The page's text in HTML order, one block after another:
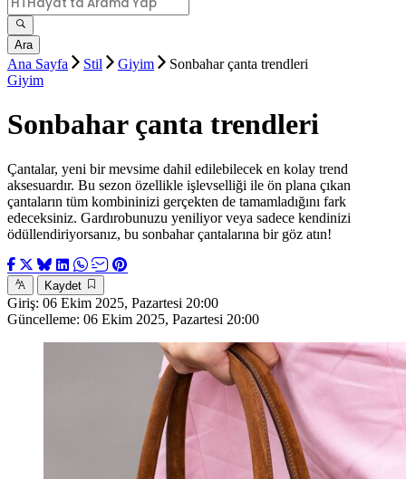
Ara
Ana Sayfa Stil Giyim
Sonbahar çanta trendleri
Giyim
Sonbahar çanta trendleri
Çantalar, yeni bir mevsime dahil edilebilecek en kolay trend
aksesuardır. Bu sezon özellikle işlevselliği ile ön plana çıkan
çantaların tüm kombininizi gerçekten de tamamladığını fark
edeceksiniz. Gardırobunuzu yeniliyor veya sadece kendinizi
ödüllendiriyorsanız, bu sonbahar çantalarına bir göz atın!
Kaydet
Giriş: 06 Ekim 2025, Pazartesi 20:00
Güncelleme: 06 Ekim 2025, Pazartesi 20:00